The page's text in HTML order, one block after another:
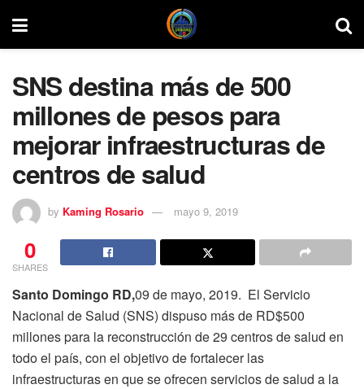
SNS destina más de 500
millones de pesos para
mejorar infraestructuras de
centros de salud
by Kaming Rosario mayo 9, 2019
0
SHARES
Santo Domingo RD,09 de mayo, 2019. El Servicio
Nacional de Salud (SNS) dispuso más de RD$500
millones para la reconstrucción de 29 centros de salud en
todo el país, con el objetivo de fortalecer las
infraestructuras en que se ofrecen servicios de salud a la